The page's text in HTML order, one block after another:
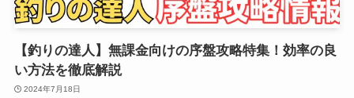
【釣りの達人】無課金向けの序盤攻略特集！効率の良
い方法を徹底解説
2024年7月18日